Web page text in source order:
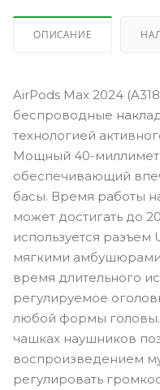
ОПИСАНИЕ
AirPods Max 2024
беспроводные
технологией
Мощный 40-
обеспечивающий
басы. Время работы
может достигать до
используется разъем
мягкими
время длительного
регулируемое
любой формы головы.
чашках наушников
воспроизведением
регулировать